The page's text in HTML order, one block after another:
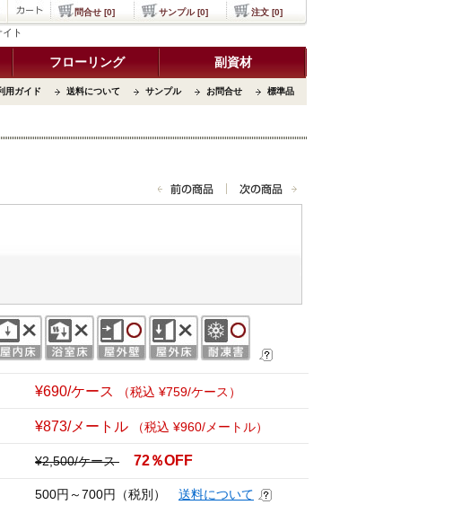
ト
フローリング 副資材
用ガイド 送料について サンプル お問合せ 標準品
問合せ [0] サンプル [0] 注文 [0]
¥690/ケース （税込 ¥759/ケース）
¥873/メートル （税込 ¥960/メートル）
¥2,500/ケース 72％OFF
500円～700円（税別） 送料について